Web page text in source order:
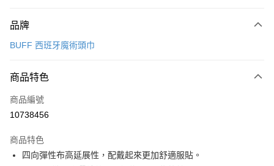
信用卡一次付款
LINE Pay
Apple Pay
悠遊付
品牌
BUFF 西班牙魔術頭巾
商品特色
商品編號
10738456
商品特色
四向彈性布高延展性，配戴起來更加舒適服貼。